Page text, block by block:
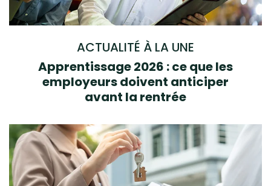
ACTUALITÉ À LA UNE
Apprentissage 2026 : ce que les
employeurs doivent anticiper
avant la rentrée